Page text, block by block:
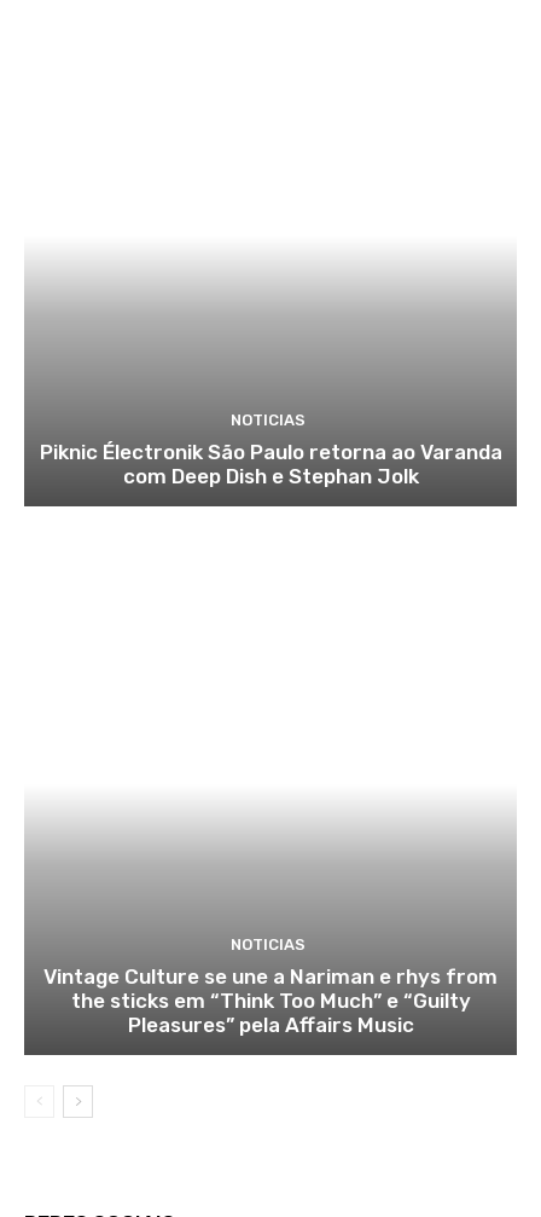
NOTICIAS
Piknic Électronik São Paulo retorna ao Varanda
com Deep Dish e Stephan Jolk
NOTICIAS
Vintage Culture se une a Nariman e rhys from
the sticks em “Think Too Much” e “Guilty
Pleasures” pela Affairs Music